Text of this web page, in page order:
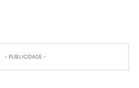
- PUBLICIDADE -